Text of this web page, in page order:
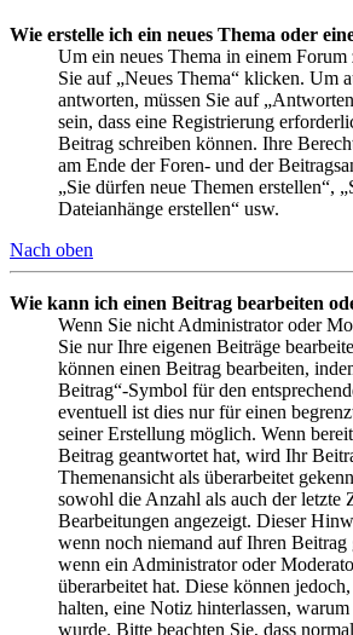
Wie erstelle ich ein neues Thema oder
Um ein neues Thema in einem Forum
Sie auf „Neues Thema“ klicken. Um
antworten, müssen Sie auf
sein, dass eine Registrierung
Beitrag schreiben können. Ihre
am Ende der Foren- und der
„Sie dürfen neue Themen erstellen“,
Dateianhänge erstellen“ usw.
Nach oben
Wie kann ich einen Beitrag bearbeiten
Wenn Sie nicht Administrator oder
Sie nur Ihre eigenen Beiträge
können einen Beitrag bearbeiten,
Beitrag“-Symbol für den
eventuell ist dies nur für einen
seiner Erstellung möglich. Wenn
Beitrag geantwortet hat, wird Ihr
Themenansicht als überarbeitet
sowohl die Anzahl als auch der letzte
Bearbeitungen angezeigt. Dieser
wenn noch niemand auf Ihren Beitrag
wenn ein Administrator oder
überarbeitet hat. Diese können
halten, eine Notiz hinterlassen,
wurde. Bitte beachten Sie, dass